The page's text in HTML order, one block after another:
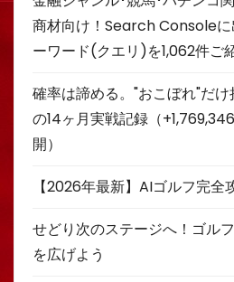
商材向け！Search Console
ーワード(クエリ)を1,062件ご
確率は諦める。"おこぼれ"だ
の14ヶ月実戦記録（
開）
【2026年最新】AIゴルフ完全
せどり次のステージへ！ゴル
を広げよう